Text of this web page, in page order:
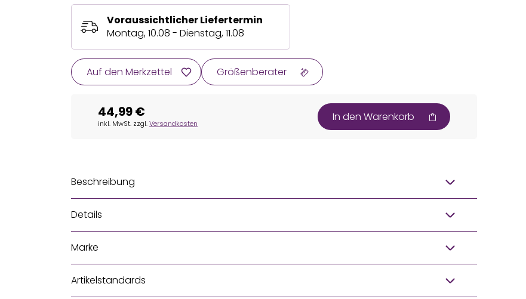
Voraussichtlicher Liefertermin
Montag, 10.08 - Dienstag, 11.08
Auf den Merkzettel Größenberater
44,99 €
inkl. MwSt. zzgl.Versandkosten In den Warenkorb
Beschreibung
Details
Marke
Artikelstandards